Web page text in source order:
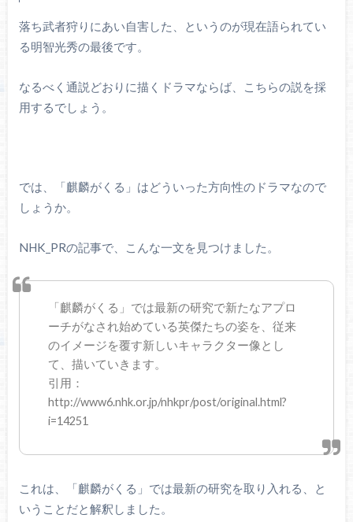
落ち武者狩りにあい自害した、というのが現在語られてい
る明智光秀の最後です。
なるべく通説どおりに描くドラマならば、こちらの説を採
用するでしょう。
では、「麒麟がくる」はどういった方向性のドラマなので
しょうか。
NHK_PRの記事で、こんな一文を見つけました。
「麒麟がくる」では最新の研究で新たなアプロ
ーチがなされ始めている英傑たちの姿を、従来
のイメージを覆す新しいキャラクター像とし
て、描いていきます。
引用：
http://www6.nhk.or.jp/nhkpr/post/original.html?
i=14251
これは、「麒麟がくる」では最新の研究を取り入れる、と
いうことだと解釈しました。